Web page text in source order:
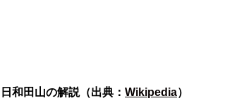
日和田山の解説（出典： Wikipedia）